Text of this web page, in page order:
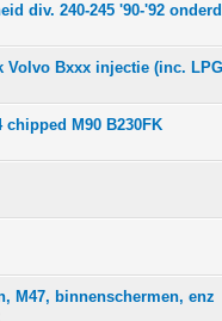
div. 240-245 '90-'92
Volvo Bxxx injectie (inc.
chipped M90 B230FK
M47, binnenschermen, enz